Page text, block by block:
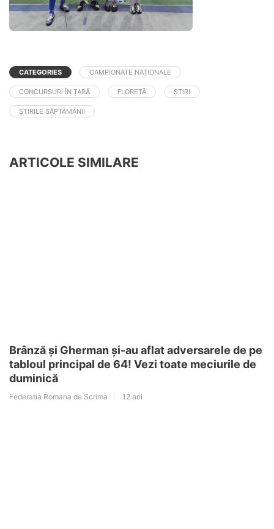
CATEGORIES CAMPIONATE NAȚIONALE
CONCURSURI ÎN ȚARĂ FLORETĂ ȘTIRI
ȘTIRILE SĂPTĂMÂNII
ARTICOLE SIMILARE
Brânză și Gherman și-au aflat adversarele de pe
tabloul principal de 64! Vezi toate meciurile de
duminică
Federatia Romana de Scrima 12 ani